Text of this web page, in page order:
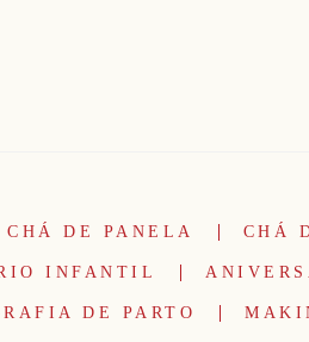
CHÁ DE PANELA CHÁ
INFANTIL
DE PARTO